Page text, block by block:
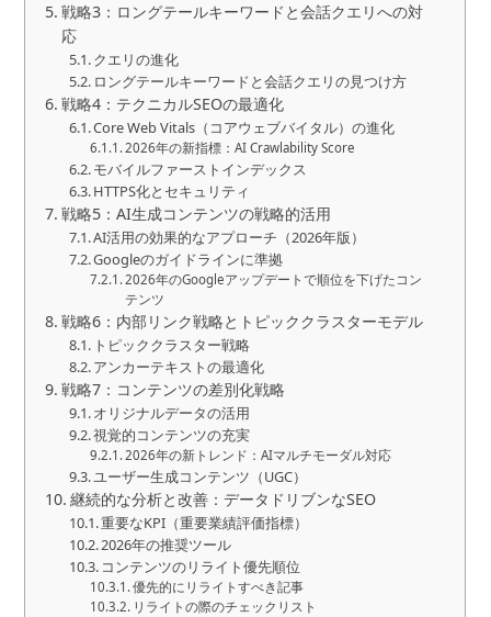
戦略3：ロングテールキーワードと会話クエリへの対
応
クエリの進化
ロングテールキーワードと会話クエリの見つけ方
戦略4：テクニカルSEOの最適化
Core Web Vitals（コアウェブバイタル）の進化
2026年の新指標：AI Crawlability Score
モバイルファーストインデックス
HTTPS化とセキュリティ
戦略5：AI生成コンテンツの戦略的活用
AI活用の効果的なアプローチ（2026年版）
Googleのガイドラインに準拠
2026年のGoogleアップデートで順位を下げたコン
テンツ
戦略6：内部リンク戦略とトピッククラスターモデル
トピッククラスター戦略
アンカーテキストの最適化
戦略7：コンテンツの差別化戦略
オリジナルデータの活用
視覚的コンテンツの充実
2026年の新トレンド：AIマルチモーダル対応
ユーザー生成コンテンツ（UGC）
継続的な分析と改善：データドリブンなSEO
重要なKPI（重要業績評価指標）
2026年の推奨ツール
コンテンツのリライト優先順位
優先的にリライトすべき記事
リライトの際のチェックリスト